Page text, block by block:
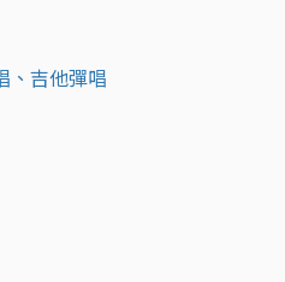
、吉他彈唱